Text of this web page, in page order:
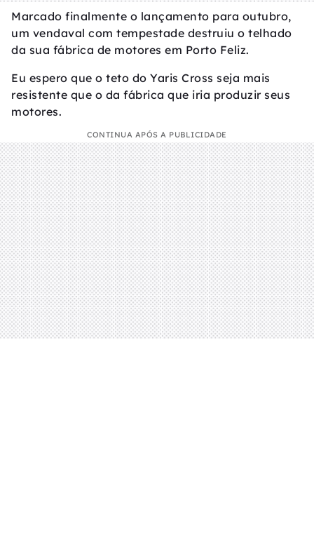
Marcado finalmente o lançamento para outubro,
um vendaval com tempestade destruiu o telhado
da sua fábrica de motores em Porto Feliz.
Eu espero que o teto do Yaris Cross seja mais
resistente que o da fábrica que iria produzir seus
motores.
CONTINUA APÓS A PUBLICIDADE